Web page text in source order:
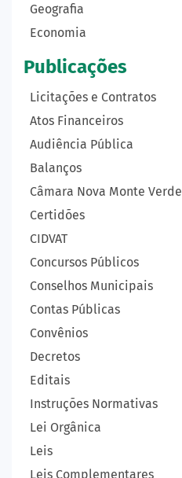
Geografia
Economia
Publicações
Licitações e Contratos
Atos Financeiros
Audiência Pública
Balanços
Câmara Nova Monte Verde
Certidões
CIDVAT
Concursos Públicos
Conselhos Municipais
Contas Públicas
Convênios
Decretos
Editais
Instruções Normativas
Lei Orgânica
Leis
Leis Complementares